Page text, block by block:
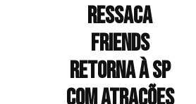
Ressaca
Friends
retorna à SP
com atrações